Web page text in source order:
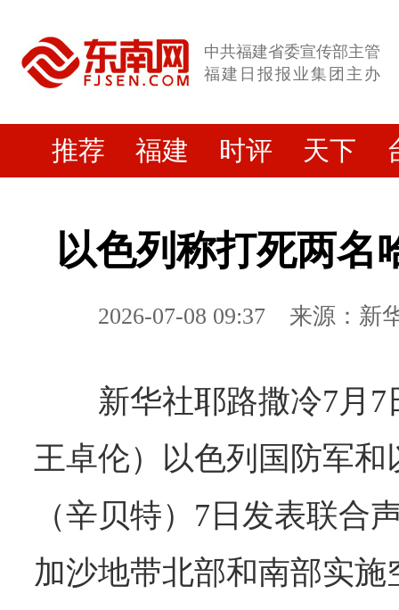
中共福建省委宣传部主管
福建日报报业集团主办
推荐 福建 时评 天下
以色列称打死两名
2026-07-08 09:37 来源：新
新华社耶路撒冷7
王卓伦）以色列国防军
（辛贝特）7日发表联合
加沙地带北部和南部实